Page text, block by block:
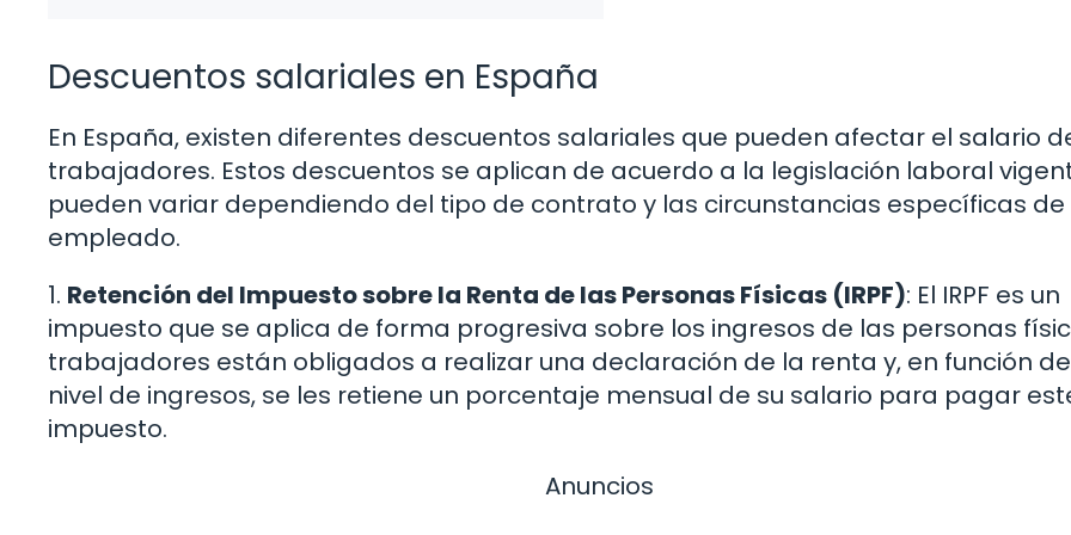
Descuentos salariales en España
En España, existen diferentes descuentos salariales que pueden afectar el salario
trabajadores. Estos descuentos se aplican de acuerdo a la legislación laboral
pueden variar dependiendo del tipo de contrato y las circunstancias específicas
empleado.
1. Retención del Impuesto sobre la Renta de las Personas Físicas (IRPF): El IRPF es un
impuesto que se aplica de forma progresiva sobre los ingresos de las personas
trabajadores están obligados a realizar una declaración de la renta y, en función
nivel de ingresos, se les retiene un porcentaje mensual de su salario para pagar
impuesto.
Anuncios